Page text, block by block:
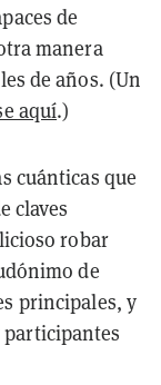
de
manera
de años. (Un
aquí.)
cuánticas que
claves
robar
de
principales, y
participantes